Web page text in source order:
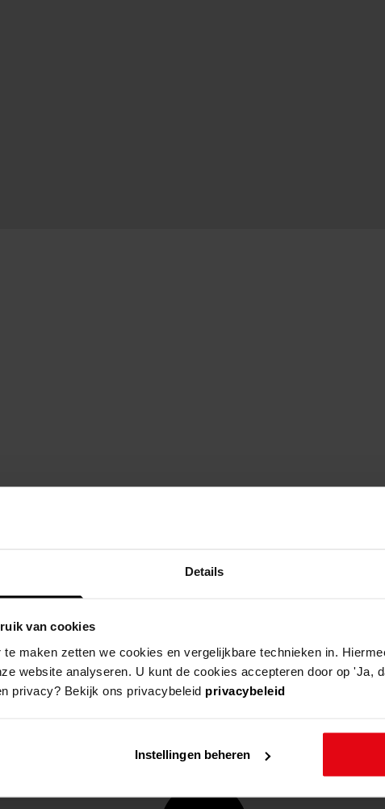
Details
van cookies
maken zetten we cookies en vergelijkbare technieken in.
website analyseren. U kunt de cookies accepteren door op 'Ja,
privacy? Bekijk ons privacybeleid privacybeleid
Instellingen beheren